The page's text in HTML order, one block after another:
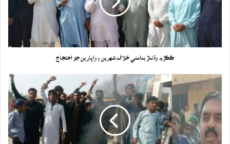
ڪڪڙ ۾ وڌندڙ بدامني خلاف شهرين ۽ واپارين جو احتجاج